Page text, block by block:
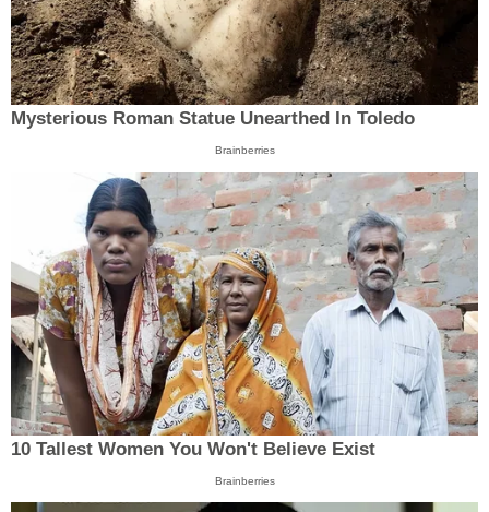
Mysterious Roman Statue Unearthed In Toledo
Brainberries
10 Tallest Women You Won't Believe Exist
Brainberries